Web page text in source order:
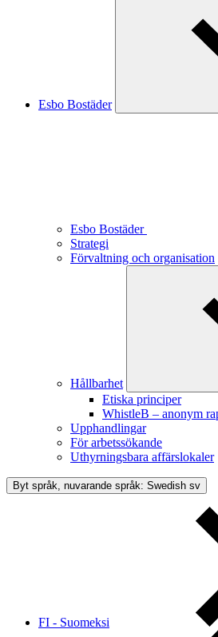
Esbo Bostäder
Esbo Bostäder
Strategi
Förvaltning och organisation
Hållbarhet
Etiska principer
WhistleB – anonym
Upphandlingar
För arbetssökande
Uthyrningsbara affärslokaler
Byt språk, nuvarande språk: Swedish sv
FI - Suomeksi